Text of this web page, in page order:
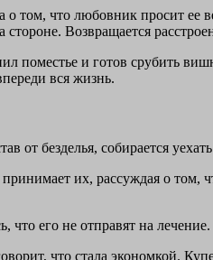
что любовник просит ее
стороне. Возвращается
поместье и готов срубить
вся жизнь.
безделья, собирается
их, рассуждая о том,
что его не отправят на лечение.
что стала экономкой.